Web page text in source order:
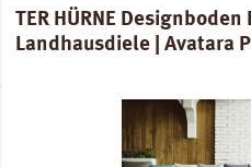
TER HÜRNE
Landhausdiele | Avatara
Bildergalerie überspringen